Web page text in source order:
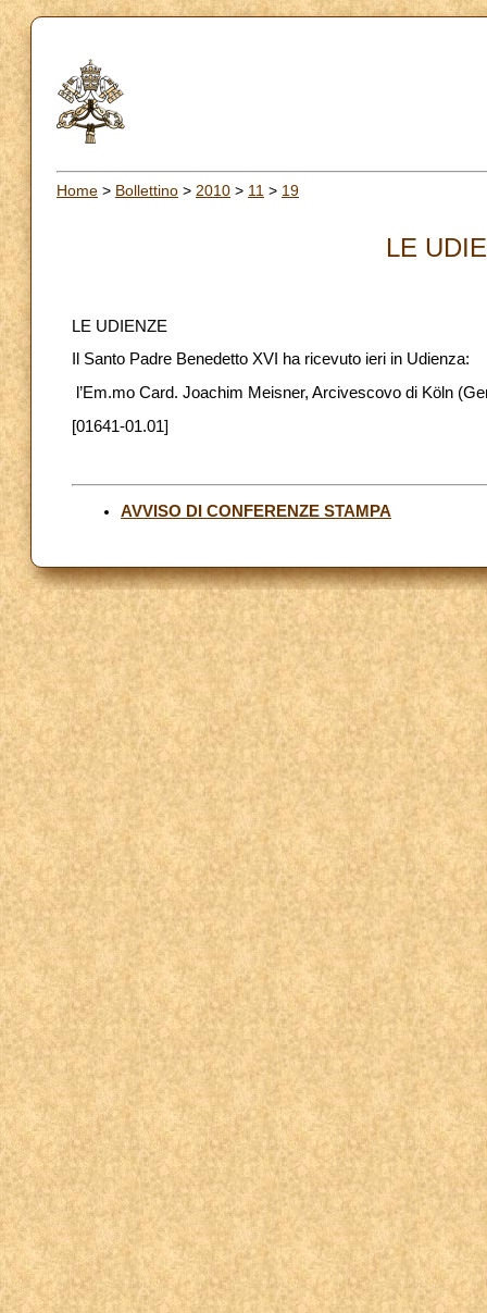
Home > Bollettino > 2010 > 11 > 19
LE
LE UDIENZE
Il Santo Padre Benedetto XVI ha ricevuto ieri in Udienza:
l’Em.mo Card. Joachim Meisner, Arcivescovo di Köln
[01641-01.01]
AVVISO DI CONFERENZE STAMPA